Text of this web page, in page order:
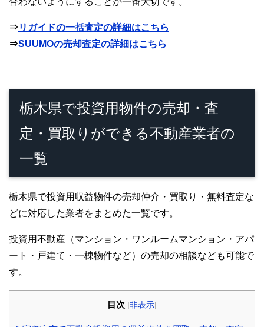
⇒リガイドの一括査定の詳細はこちら
⇒SUUMOの売却査定の詳細はこちら
栃木県で投資用物件の売却・査
定・買取りができる不動産業者の
一覧
栃木県で投資用収益物件の売却仲介・買取り・無料査定な
どに対応した業者をまとめた一覧です。
投資用不動産（マンション・ワンルームマンション・アパ
ート・戸建て・一棟物件など）の売却の相談なども可能で
す。
目次 [非表示]